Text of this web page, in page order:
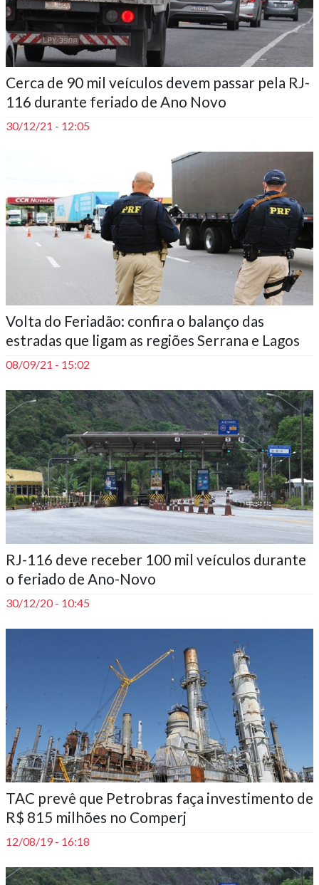
Cerca de 90 mil veículos devem passar pela RJ-
116 durante feriado de Ano Novo
30/12/21 - 12:05
Volta do Feriadão: confira o balanço das
estradas que ligam as regiões Serrana e Lagos
08/09/21 - 15:02
RJ-116 deve receber 100 mil veículos durante
o feriado de Ano-Novo
30/12/20 - 10:45
TAC prevê que Petrobras faça investimento de
R$ 815 milhões no Comperj
12/08/19 - 16:18